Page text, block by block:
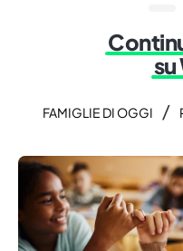
su
FAMIGLIE DI OGGI /